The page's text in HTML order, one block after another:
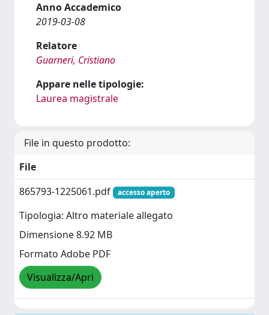
Anno Accademico
2019-03-08
Relatore
Guarneri, Cristiano
Appare nelle tipologie:
Laurea magistrale
File in questo prodotto:
File
865793-1225061.pdf
accesso aperto
Tipologia: Altro materiale allegato
Dimensione 8.92 MB
Formato Adobe PDF
Visualizza/Apri